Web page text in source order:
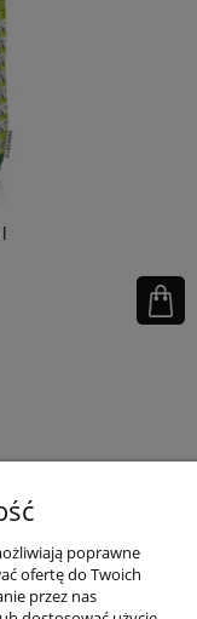
poprawne
ofertę do Twoich
przez nas